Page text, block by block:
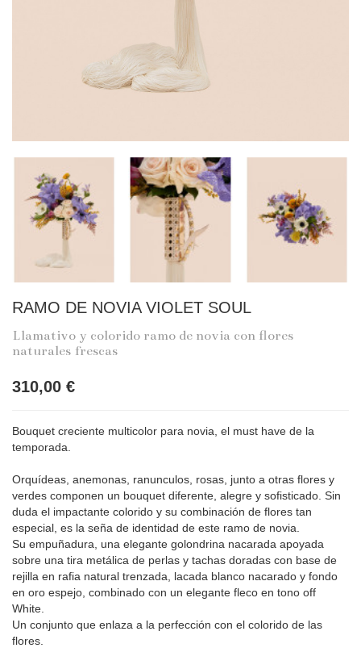
RAMO DE NOVIA VIOLET SOUL
Llamativo y colorido ramo de novia con flores
naturales frescas
310,00 €
Bouquet creciente multicolor para novia, el must have de la
temporada.
Orquídeas, anemonas, ranunculos, rosas, junto a otras flores y
verdes componen un bouquet diferente, alegre y sofisticado. Sin
duda el impactante colorido y su combinación de flores tan
especial, es la seña de identidad de este ramo de novia.
Su empuñadura, una elegante golondrina nacarada apoyada
sobre una tira metálica de perlas y tachas doradas con base de
rejilla en rafia natural trenzada, lacada blanco nacarado y fondo
en oro espejo, combinado con un elegante fleco en tono off
White.
Un conjunto que enlaza a la perfección con el colorido de las
flores.